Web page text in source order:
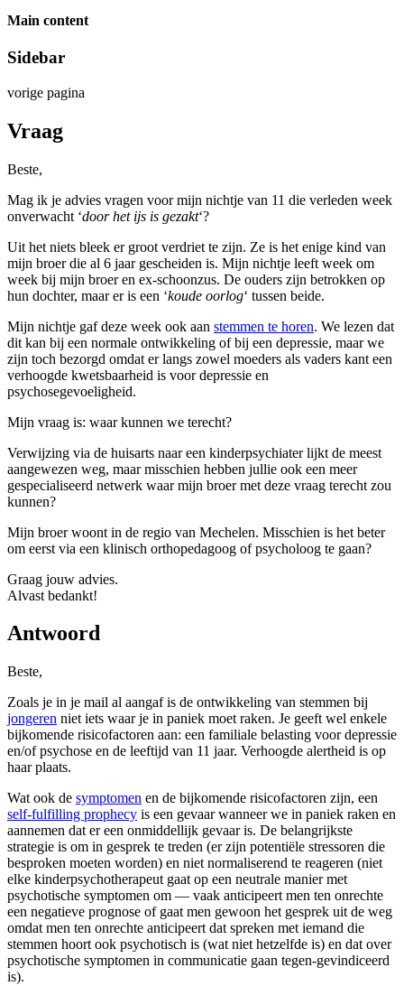
Main content
Sidebar
vorige pagina
Vraag
Beste,
Mag ik je advies vragen voor mijn nichtje van 11 die verleden week
onverwacht ‘door het ijs is gezakt‘?
Uit het niets bleek er groot verdriet te zijn. Ze is het enige kind van
mijn broer die al 6 jaar gescheiden is. Mijn nichtje leeft week om
week bij mijn broer en ex-schoonzus. De ouders zijn betrokken op
hun dochter, maar er is een ‘koude oorlog‘ tussen beide.
Mijn nichtje gaf deze week ook aan stemmen te horen. We lezen dat
dit kan bij een normale ontwikkeling of bij een depressie, maar we
zijn toch bezorgd omdat er langs zowel moeders als vaders kant een
verhoogde kwetsbaarheid is voor depressie en
psychosegevoeligheid.
Mijn vraag is: waar kunnen we terecht?
Verwijzing via de huisarts naar een kinderpsychiater lijkt de meest
aangewezen weg, maar misschien hebben jullie ook een meer
gespecialiseerd netwerk waar mijn broer met deze vraag terecht zou
kunnen?
Mijn broer woont in de regio van Mechelen. Misschien is het beter
om eerst via een klinisch orthopedagoog of psycholoog te gaan?
Graag jouw advies.
Alvast bedankt!
Antwoord
Beste,
Zoals je in je mail al aangaf is de ontwikkeling van stemmen bij
jongeren niet iets waar je in paniek moet raken. Je geeft wel enkele
bijkomende risicofactoren aan: een familiale belasting voor depressie
en/of psychose en de leeftijd van 11 jaar. Verhoogde alertheid is op
haar plaats.
Wat ook de symptomen en de bijkomende risicofactoren zijn, een
self-fulfilling prophecy is een gevaar wanneer we in paniek raken en
aannemen dat er een onmiddellijk gevaar is. De belangrijkste
strategie is om in gesprek te treden (er zijn potentiële stressoren die
besproken moeten worden) en niet normaliserend te reageren (niet
elke kinderpsychotherapeut gaat op een neutrale manier met
psychotische symptomen om — vaak anticipeert men ten onrechte
een negatieve prognose of gaat men gewoon het gesprek uit de weg
omdat men ten onrechte anticipeert dat spreken met iemand die
stemmen hoort ook psychotisch is (wat niet hetzelfde is) en dat over
psychotische symptomen in communicatie gaan tegen-gevindiceerd
is).